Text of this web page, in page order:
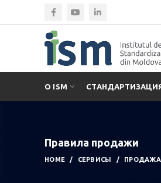
О ISM
Правила продажи
HOME СЕРВИСЫ